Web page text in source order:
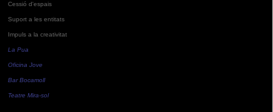
Cessió d'espais
Suport a les entitats
Impuls a la creativitat
La Pua
Oficina Jove
Bar Bocamoll
Teatre Mira-sol